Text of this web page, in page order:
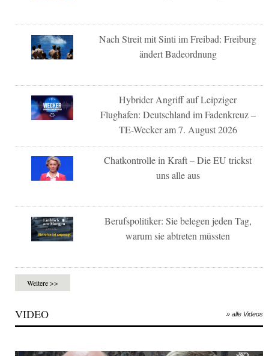
Nach Streit mit Sinti im Freibad: Freiburg
ändert Badeordnung
Hybrider Angriff auf Leipziger
Flughafen: Deutschland im Fadenkreuz –
TE-Wecker am 7. August 2026
Chatkontrolle in Kraft – Die EU trickst
uns alle aus
Berufspolitiker: Sie belegen jeden Tag,
warum sie abtreten müssten
Weitere >>
VIDEO » alle Videos